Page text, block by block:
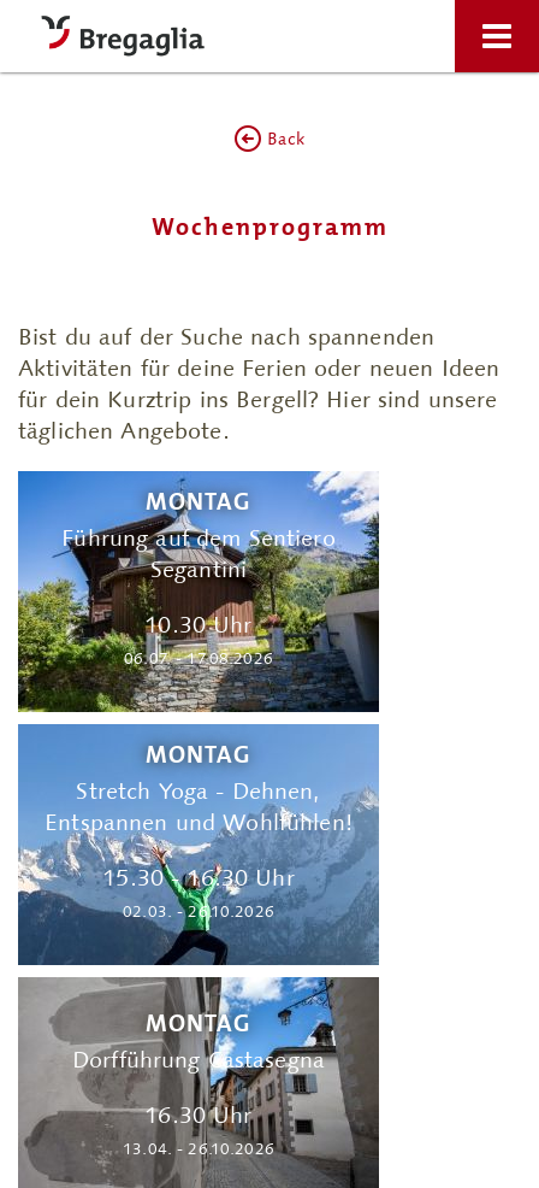
Back
Wochenprogramm
Bist du auf der Suche nach spannenden
Aktivitäten für deine Ferien oder neuen Ideen
für dein Kurztrip ins Bergell? Hier sind unsere
täglichen Angebote.
MONTAG
Führung auf dem Sentiero
Segantini
10.30 Uhr
06.07. - 17.08.2026
MONTAG
Stretch Yoga - Dehnen,
Entspannen und Wohlfühlen!
15.30 - 16.30 Uhr
02.03. - 26.10.2026
MONTAG
Dorfführung Castasegna
16.30 Uhr
13.04. - 26.10.2026